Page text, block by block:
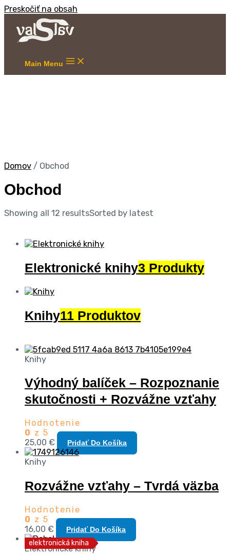
Preskočiť na obsah
Main Menu
Domov / Obchod
Obchod
Showing all 12 resultsSorted by latest
Elektronické knihy3 Produkty
Knihy11 Produktov
Knihy
Výhodný balíček – Rozpoznanie
skutočnosti + Rozvážne vzťahy
Hodnotenie
0 z 5
25,00 € Pridať Do Košíka
Knihy
Rozvážne vzťahy – Tvrdá väzba
Hodnotenie
0 z 5
16,00 € Pridať Do Košíka
elektronická kniha
Elektronické knihy